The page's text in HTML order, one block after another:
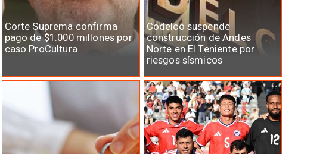
Corte Suprema confirma
pago de $1.000 millones por
caso ProCultura
Codelco suspende
construcción de Andes
Norte en El Teniente por
riesgos sísmicos